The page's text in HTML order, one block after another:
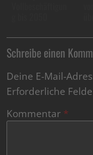
Schreibe einen
Deine E-Mail-
Erforderliche
Kommentar *